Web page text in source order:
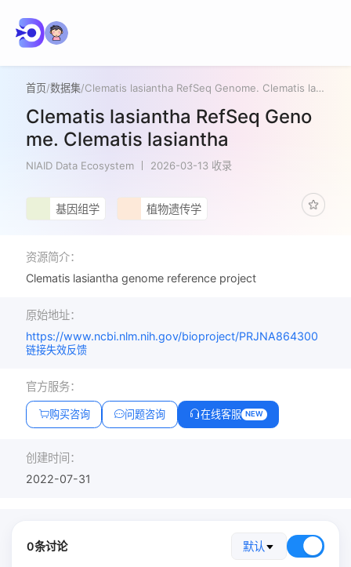
首页/数据集/ Clematis lasiantha RefSeq Genome. Clematis lasiantha
Clematis lasiantha RefSeq Geno
me. Clematis lasiantha
NIAID Data Ecosystem 2026-03-13 收录
基因组学 植物遗传学
资源简介：
Clematis lasiantha genome reference project
原始地址：
https://www.ncbi.nlm.nih.gov/bioproject/PRJNA864300
链接失效反馈
官方服务：
购买咨询 问题咨询 在线客服 NEW
创建时间：
2022-07-31
0条讨论 默认